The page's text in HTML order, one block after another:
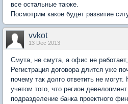
все остальные также.
Посмотрим какое будет развитие
vvkot
13 Dec 2013
Смута, не смута, а офис не
Регистрация договора длится уже
почему так долго ответить не могут.
учетом того, что регион
подразделение банка проектного